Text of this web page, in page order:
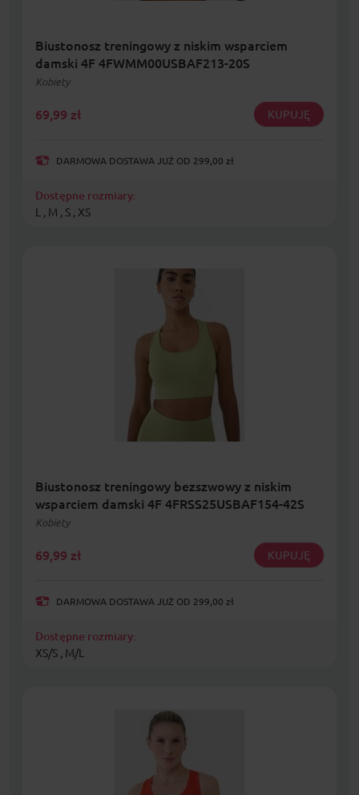
Biustonosz treningowy z niskim wsparciem
damski 4F 4FWMM00USBAF213-20S
Kobiety
69,99 zł KUPUJĘ
DARMOWA DOSTAWA JUŻ OD 299,00 zł
Dostępne rozmiary:
L , M , S , XS
Biustonosz treningowy bezszwowy z niskim
wsparciem damski 4F 4FRSS25USBAF154-42S
Kobiety
69,99 zł KUPUJĘ
DARMOWA DOSTAWA JUŻ OD 299,00 zł
Dostępne rozmiary:
XS/S , M/L